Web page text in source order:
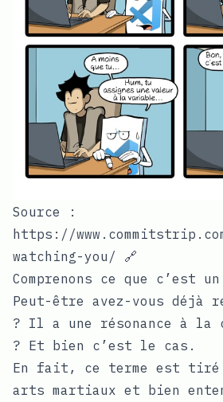
Source :
https://
watching-you/ 🔗
Comprenons ce que c’est
Peut-être avez-vous déjà
? Il a une résonance à la
? Et bien c’est le cas.
En fait, ce terme est
arts martiaux et bien